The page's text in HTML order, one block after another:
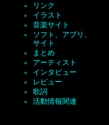
リンク
イラスト
音楽サイト
ソフト、アプリ、
サイト
まとめ
アーティスト
インタビュー
レビュー
歌詞
活動情報関連